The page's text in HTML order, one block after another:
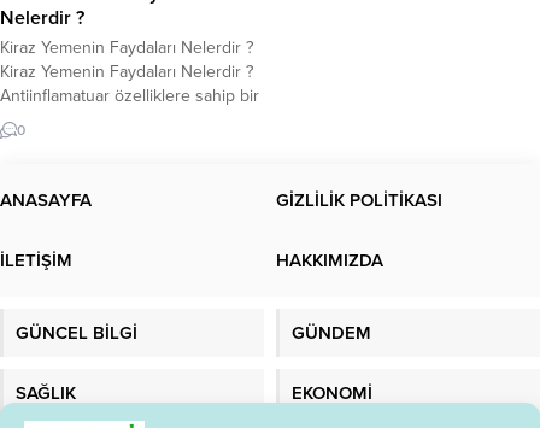
Nelerdir ?
Kiraz Yemenin Faydaları Nelerdir ?
Kiraz Yemenin Faydaları Nelerdir ?
Antiinflamatuar özelliklere sahip bir
antioksidan deposu olan kiraz,
iltihaplanma ve hastalık
faydaları hakkında daha fazla bilgi
ağaçta çiçek açarak baharı, meyve
0
ANASAYFA GİZLİLİK POLİTİKASI
İLETİŞİM HAKKIMIZDA
GÜNCEL BİLGİ GÜNDEM
SAĞLIK EKONOMİ